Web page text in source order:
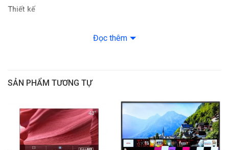
– Tăng cường màu sắc XR Triluminos Pro
– Đồng bộ khung hình/tần số quét chơi game VRR
– Tính năng chơi game 4K 120 fps
Thiết kế
đến cảm giác sang trọng và mở rộng không gian hiển thị.
không gian làm việc rộng, mang lại trải nghiệm xem đắm chìm
và sống động.
Đọc thêm
SẢN PHẨM TƯƠNG TỰ